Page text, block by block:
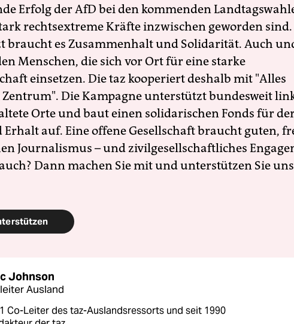
Erfolg der AfD bei den kommenden
rechtsextreme Kräfte inzwischen geworden sind.
braucht es Zusammenhalt und Solidarität. Auch
Menschen, die sich vor Ort für eine starke
einsetzen. Die taz kooperiert deshalb mit "Alles
Die Kampagne unterstützt bundesweit
Orte und baut einen solidarischen Fonds für
Erhalt auf. Eine offene Gesellschaft braucht guten,
Journalismus – und zivilgesellschaftliches
Dann machen Sie mit und unterstützen Sie
Johnson
Ausland
Co-Leiter des taz-Auslandsressorts und seit 1990